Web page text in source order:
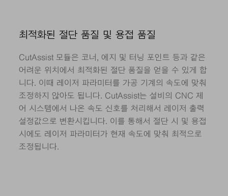
최적화된 절단 품질 및 용접 품질
CutAssist 모듈은 코너, 에지 및 터닝 포인트 등과 같은
어려운 위치에서 최적화된 절단 품질을 얻을 수 있게 합
니다. 이때 레이저 파라미터를 가공 기계의 속도에 맞춰
조정하지 않아도 됩니다. CutAssist는 설비의 CNC 제
어 시스템에서 나온 속도 신호를 처리해서 레이저 출력
설정값으로 변환시킵니다. 이를 통해서 절단 시 및 용접
시에도 레이저 파라미터가 현재 속도에 맞춰 최적으로
조정됩니다.